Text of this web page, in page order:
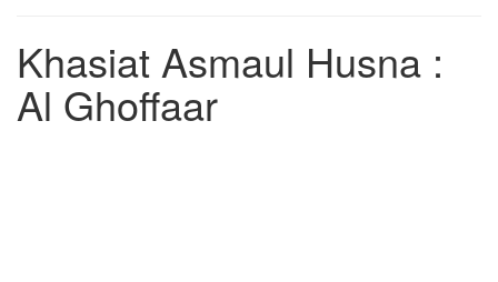
Khasiat Asmaul Husna :
Al Ghoffaar